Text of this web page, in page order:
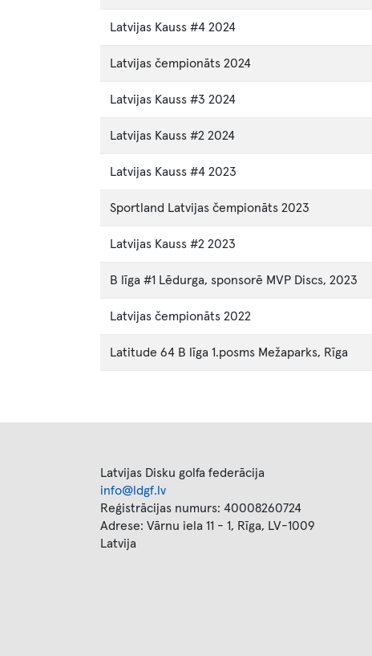
Latvijas Kauss #4 2024
Latvijas čempionāts 2024
Latvijas Kauss #3 2024
Latvijas Kauss #2 2024
Latvijas Kauss #4 2023
Sportland Latvijas čempionāts 2023
Latvijas Kauss #2 2023
B līga #1 Lēdurga, sponsorē MVP Discs, 2023
Latvijas čempionāts 2022
Latitude 64 B līga 1.posms Mežaparks, Rīga
Latvijas Disku golfa federācija
info@ldgf.lv
Reģistrācijas numurs: 40008260724
Adrese: Vārnu iela 11 - 1, Rīga, LV-1009
Latvija